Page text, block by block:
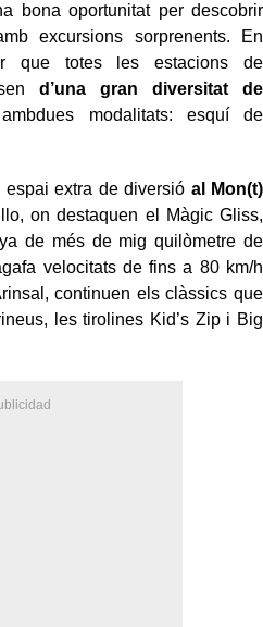
bona oportunitat per descobrir
excursions sorprenents. En
que totes les estacions de
d’una gran diversitat de
modalitats: esquí de
espai extra de diversió al Mon(t)
on destaquen el Màgic Gliss,
de més de mig quilòmetre de
velocitats de fins a 80 km/h
continuen els clàssics que
les tirolines Kid’s Zip i Big